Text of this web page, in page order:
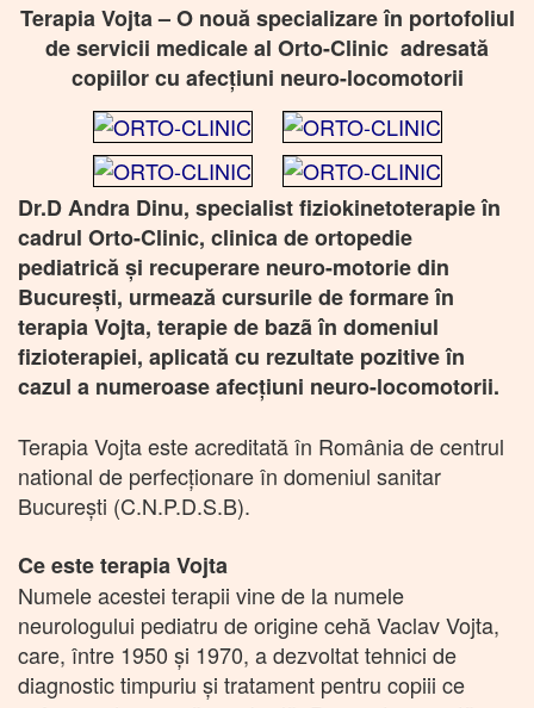
Terapia Vojta – O nouă specializare în portofoliul
de servicii medicale al Orto-Clinic adresată
copiilor cu afecțiuni neuro-locomotorii
Dr.D Andra Dinu, specialist fiziokinetoterapie în
cadrul Orto-Clinic, clinica de ortopedie
pediatrică și recuperare neuro-motorie din
București, urmează cursurile de formare în
terapia Vojta, terapie de bazã în domeniul
fizioterapiei, aplicată cu rezultate pozitive în
cazul a numeroase afecțiuni neuro-locomotorii.
Terapia Vojta este acreditată în România de centrul
national de perfecționare în domeniul sanitar
București (C.N.P.D.S.B).
Ce este terapia Vojta
Numele acestei terapii vine de la numele
neurologului pediatru de origine cehă Vaclav Vojta,
care, între 1950 și 1970, a dezvoltat tehnici de
diagnostic timpuriu și tratament pentru copiii ce